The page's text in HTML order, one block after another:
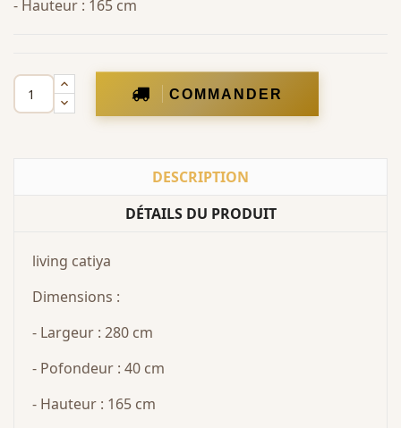
- Hauteur : 165 cm
COMMANDER
DESCRIPTION
DÉTAILS DU PRODUIT
living catiya
Dimensions :
- Largeur : 280 cm
- Pofondeur : 40 cm
- Hauteur : 165 cm